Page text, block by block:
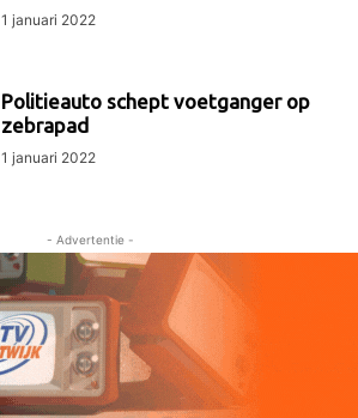
1 januari 2022
Politieauto schept voetganger op
zebrapad
1 januari 2022
- Advertentie -